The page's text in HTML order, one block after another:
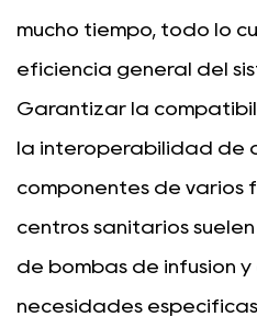
mucho tiempo, todo lo
eficiencia general del
Garantizar la
la interoperabilidad de
componentes de varios
centros sanitarios
de bombas de infusión y
necesidades